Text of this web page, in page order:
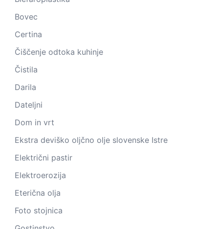
Bovec
Certina
Čiščenje odtoka kuhinje
Čistila
Darila
Dateljni
Dom in vrt
Ekstra deviško oljčno olje slovenske Istre
Električni pastir
Elektroerozija
Eterična olja
Foto stojnica